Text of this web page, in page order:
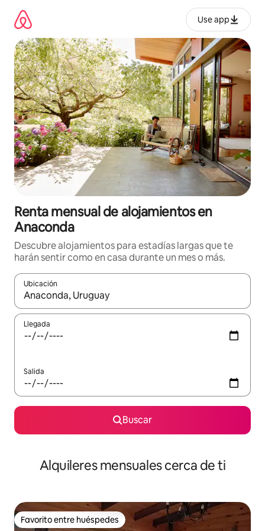
contenido
Use app
Renta mensual de alojamientos en
Anaconda
Descubre alojamientos para estadías largas que te
harán sentir como en casa durante un mes o más.
Ubicación
Cuando los resultados estén disponibles, navega con las
Llegada
Salida
Buscar
Alquileres mensuales cerca de ti
Favorito entre huéspedes
Favorito entre huéspedes